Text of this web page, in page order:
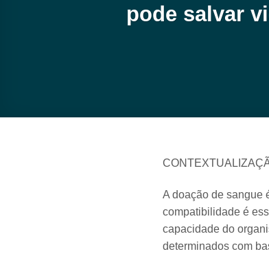
pode salvar
A doação de sangue
compatibilidade é
capacidade do
determinados com